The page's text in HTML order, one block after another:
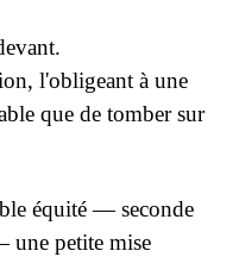
l'obligeant à une
que de tomber sur
équité — seconde
une petite mise